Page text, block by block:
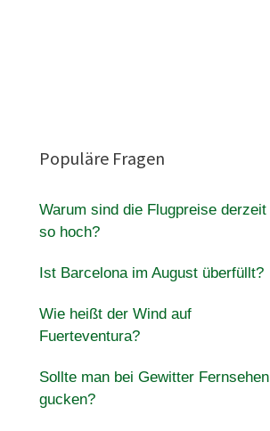
Populäre Fragen
Warum sind die Flugpreise derzeit
so hoch?
Ist Barcelona im August überfüllt?
Wie heißt der Wind auf
Fuerteventura?
Sollte man bei Gewitter Fernsehen
gucken?